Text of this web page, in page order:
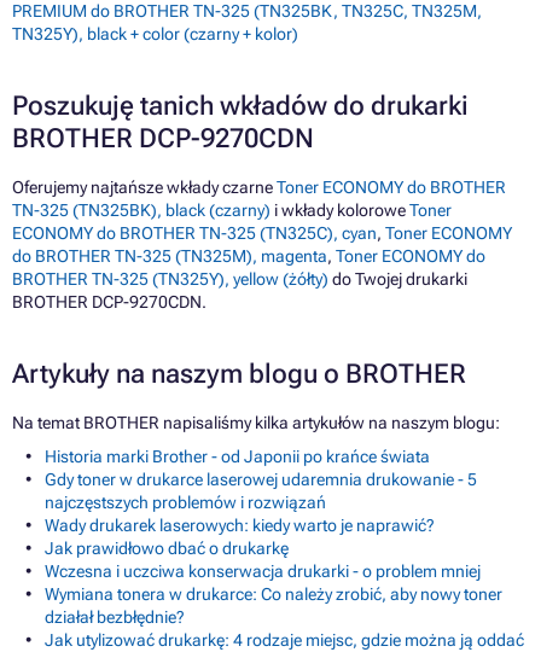
PREMIUM do BROTHER TN-325 (TN325BK, TN325C, TN325M,
TN325Y), black + color (czarny + kolor)
Poszukuję tanich wkładów do drukarki
BROTHER DCP-9270CDN
Oferujemy najtańsze wkłady czarneToner ECONOMY do BROTHER
TN-325 (TN325BK), black (czarny) i wkłady koloroweToner
ECONOMY do BROTHER TN-325 (TN325C), cyan, Toner ECONOMY
do BROTHER TN-325 (TN325M), magenta, Toner ECONOMY do
BROTHER TN-325 (TN325Y), yellow (żółty) do Twojej drukarki
BROTHER DCP-9270CDN.
Artykuły na naszym blogu o BROTHER
Na temat BROTHER napisaliśmy kilka artykułów na naszym blogu:
Historia marki Brother - od Japonii po krańce świata
Gdy toner w drukarce laserowej udaremnia drukowanie - 5
najczęstszych problemów i rozwiązań
Wady drukarek laserowych: kiedy warto je naprawić?
Jak prawidłowo dbać o drukarkę
Wczesna i uczciwa konserwacja drukarki - o problem mniej
Wymiana tonera w drukarce: Co należy zrobić, aby nowy toner
działał bezbłędnie?
Jak utylizować drukarkę: 4 rodzaje miejsc, gdzie można ją oddać